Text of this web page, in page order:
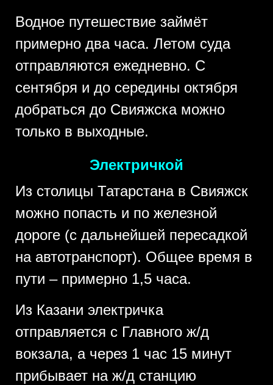
Водное путешествие займёт
примерно два часа. Летом суда
отправляются ежедневно. С
сентября и до середины октября
добраться до Свияжска можно
только в выходные.
Электричкой
Из столицы Татарстана в Свияжск
можно попасть и по железной
дороге (с дальнейшей пересадкой
на автотранспорт). Общее время в
пути – примерно 1,5 часа.
Из Казани электричка
отправляется с Главного ж/д
вокзала, а через 1 час 15 минут
прибывает на ж/д станцию